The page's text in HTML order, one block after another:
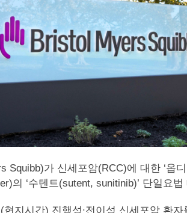
Squibb)가 신세포암(RCC)에 대한 ‘옵
의 ‘수텐트(sutent, sunitinib)’ 단일요
지시간) 진행성∙전이성 신세포암 환